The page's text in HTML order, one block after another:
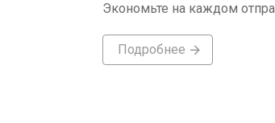
Экономьте на каждом
Подробнее